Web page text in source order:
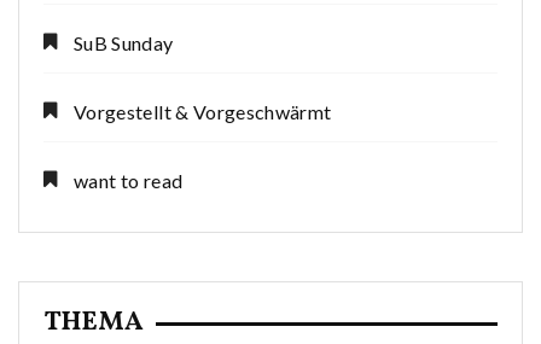
SuB Sunday
Vorgestellt & Vorgeschwärmt
want to read
THEMA